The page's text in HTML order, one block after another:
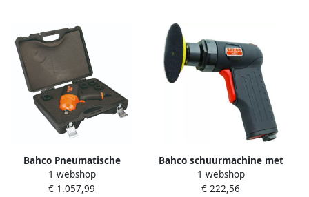
Bahco Pneumatische
slagmoersleutelset 3 4"
BPC817K2
1 webshop
€ 1.057,99
Bahco schuurmachine met
pistoolgreep | BP204
1 webshop
€ 222,56